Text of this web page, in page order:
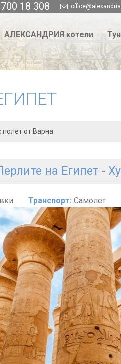
18 308
АЛЕКСАНДРИЯ хотели
полет от Варна
на Египет -
Транспорт: Самолет